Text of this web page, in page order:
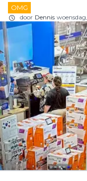
OMG
door Dennis